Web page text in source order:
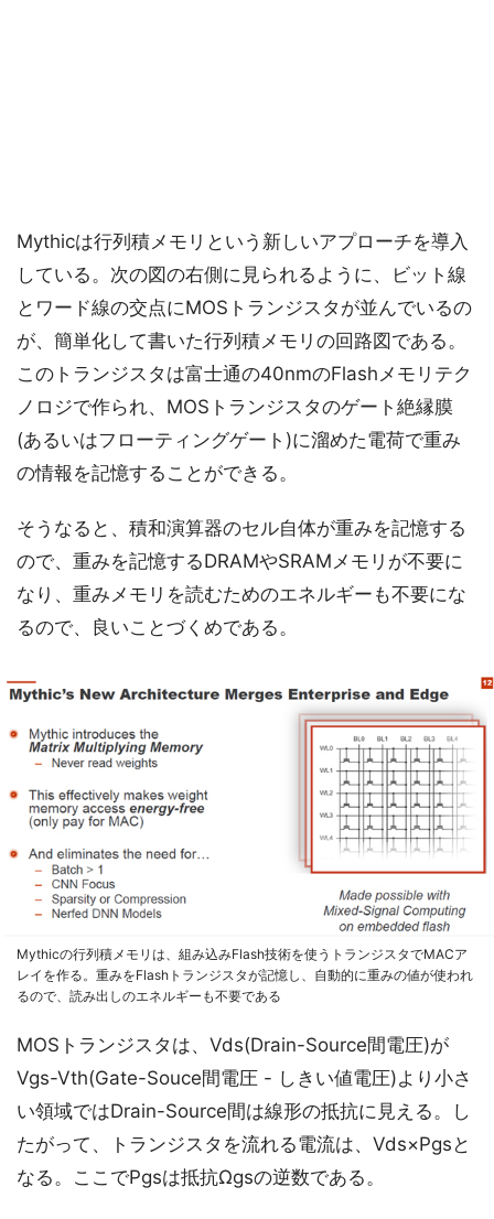
Mythicは行列積メモリという新しいアプローチを導入
している。次の図の右側に見られるように、ビット線
とワード線の交点にMOSトランジスタが並んでいるの
が、簡単化して書いた行列積メモリの回路図である。
このトランジスタは富士通の40nmのFlashメモリテク
ノロジで作られ、MOSトランジスタのゲート絶縁膜
(あるいはフローティングゲート)に溜めた電荷で重み
の情報を記憶することができる。
そうなると、積和演算器のセル自体が重みを記憶する
ので、重みを記憶するDRAMやSRAMメモリが不要に
なり、重みメモリを読むためのエネルギーも不要にな
るので、良いことづくめである。
Mythicの行列積メモリは、組み込みFlash技術を使うトランジスタでMACア
レイを作る。重みをFlashトランジスタが記憶し、自動的に重みの値が使われ
るので、読み出しのエネルギーも不要である
MOSトランジスタは、Vds(Drain-Source間電圧)が
Vgs-Vth(Gate-Souce間電圧 - しきい値電圧)より小さ
い領域ではDrain-Source間は線形の抵抗に見える。し
たがって、トランジスタを流れる電流は、Vds×Pgsと
なる。ここでPgsは抵抗Ωgsの逆数である。